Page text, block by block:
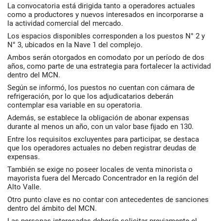
La convocatoria está dirigida tanto a operadores actuales
como a productores y nuevos interesados en incorporarse a
la actividad comercial del mercado.
Los espacios disponibles corresponden a los puestos N° 2 y
N° 3, ubicados en la Nave 1 del complejo.
Ambos serán otorgados en comodato por un período de dos
años, como parte de una estrategia para fortalecer la actividad
dentro del MCN.
Según se informó, los puestos no cuentan con cámara de
refrigeración, por lo que los adjudicatarios deberán
contemplar esa variable en su operatoria.
Además, se establece la obligación de abonar expensas
durante al menos un año, con un valor base fijado en 130.
Entre los requisitos excluyentes para participar, se destaca
que los operadores actuales no deben registrar deudas de
expensas.
También se exige no poseer locales de venta minorista o
mayorista fuera del Mercado Concentrador en la región del
Alto Valle.
Otro punto clave es no contar con antecedentes de sanciones
dentro del ámbito del MCN.